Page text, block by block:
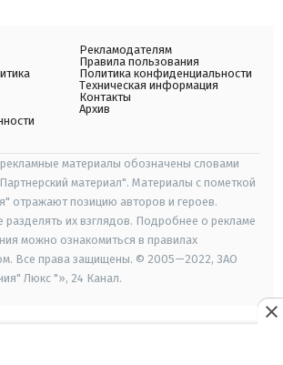
Рекламодателям
Правила пользования
Политика конфиденциальности
Техническая информация
Контакты
Архив
материалы обозначены словами
материал". Материалы с пометкой
отражают позицию авторов и героев.
разделять их взглядов. Подробнее о рекламе
можно ознакомиться в правилах
Все права защищены. © 2005—2022, ЗАО
Люкс "», 24 Канал.